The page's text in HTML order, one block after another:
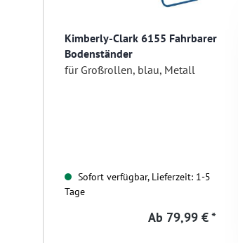
Kimberly-Clark 6155 Fahrbarer
Bodenständer
für Großrollen, blau, Metall
Sofort verfügbar, Lieferzeit: 1-5
Tage
Ab 79,99 € *